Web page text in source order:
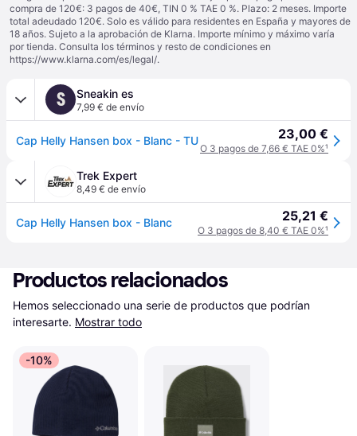
compra de 120€: 3 pagos de 40€, TIN 0 % TAE 0 %. Plazo: 2 meses. Importe
total adeudado 120€. Solo es válido para residentes en España y mayores de
18 años. Sujeto a la aprobación de Klarna. Importe mínimo y máximo varía
por tienda. Consulta los términos y resto de condiciones en
https://www.klarna.com/es/legal/.
S Sneakin es
7,99 € de envío
Cap Helly Hansen box - Blanc - TU 23,00 €
O 3 pagos de 7,66 € TAE 0%¹
Trek Expert
8,49 € de envío
Cap Helly Hansen box - Blanc 25,21 €
O 3 pagos de 8,40 € TAE 0%¹
Productos relacionados
Hemos seleccionado una serie de productos que podrían
interesarte. Mostrar todo
-10%